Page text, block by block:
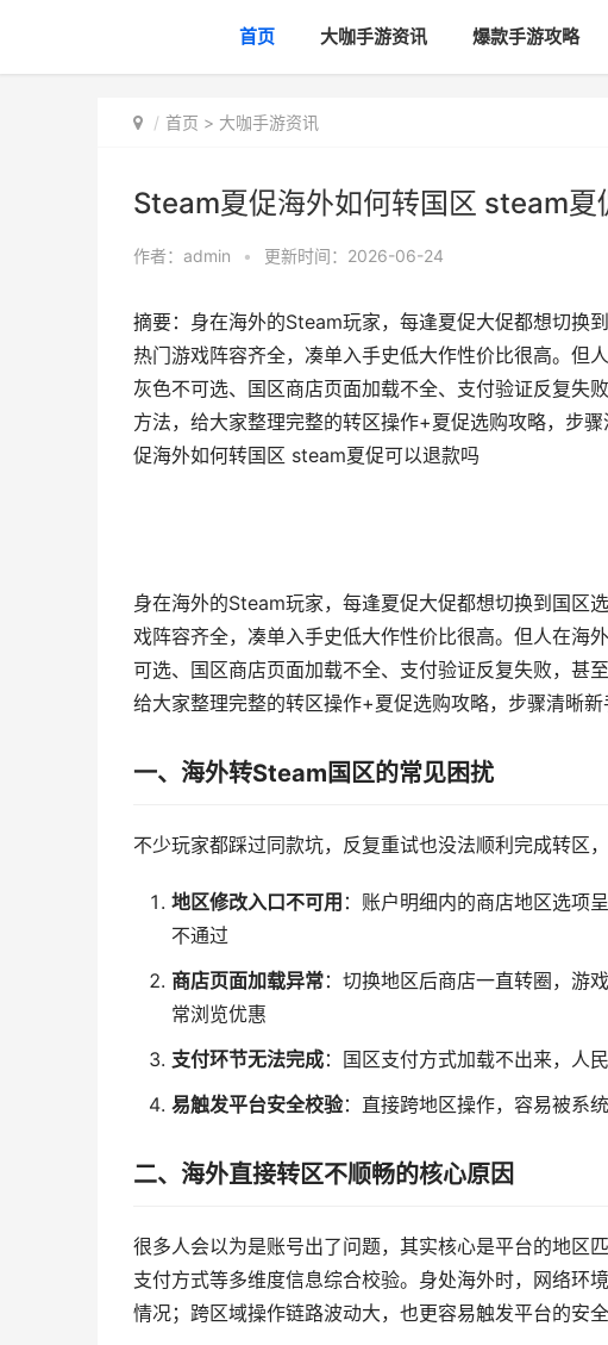
首页 大咖手游资讯 爆款手游攻略
首页 > 大咖手游资讯
Steam夏促海外如何转国区 steam夏
作者： admin • 更新时间：2026-06-24
摘要：身在海外的Steam玩家，每逢夏促大促都想切换
热门游戏阵容齐全，凑单入手史低大作性价比很高。但
灰色不可选、国区商店页面加载不全、支付验证反复失
方法，给大家整理完整的转区操作+夏促选购攻略，步
促海外如何转国区 steam夏促可以退款吗
身在海外的Steam玩家，每逢夏促大促都想切换到国区
戏阵容齐全，凑单入手史低大作性价比很高。但人在海
可选、国区商店页面加载不全、支付验证反复失败，甚
给大家整理完整的转区操作+夏促选购攻略，步骤清晰新
一、海外转Steam国区的常见困扰
不少玩家都踩过同款坑，反复重试也没法顺利完成转区
地区修改入口不可用 ：账户明细内的商店地区选项
不通过
商店页面加载异常：切换地区后商店一直转圈，游
常浏览优惠
支付环节无法完成：国区支付方式加载不出来，人
易触发平台安全校验：直接跨地区操作，容易被系
二、海外直接转区不顺畅的核心原因
很多人会以为是账号出了问题，其实核心是平台的地区
支付方式等多维度信息综合校验。身处海外时，网络环
情况；跨区域操作链路波动大，也更容易触发平台的安全